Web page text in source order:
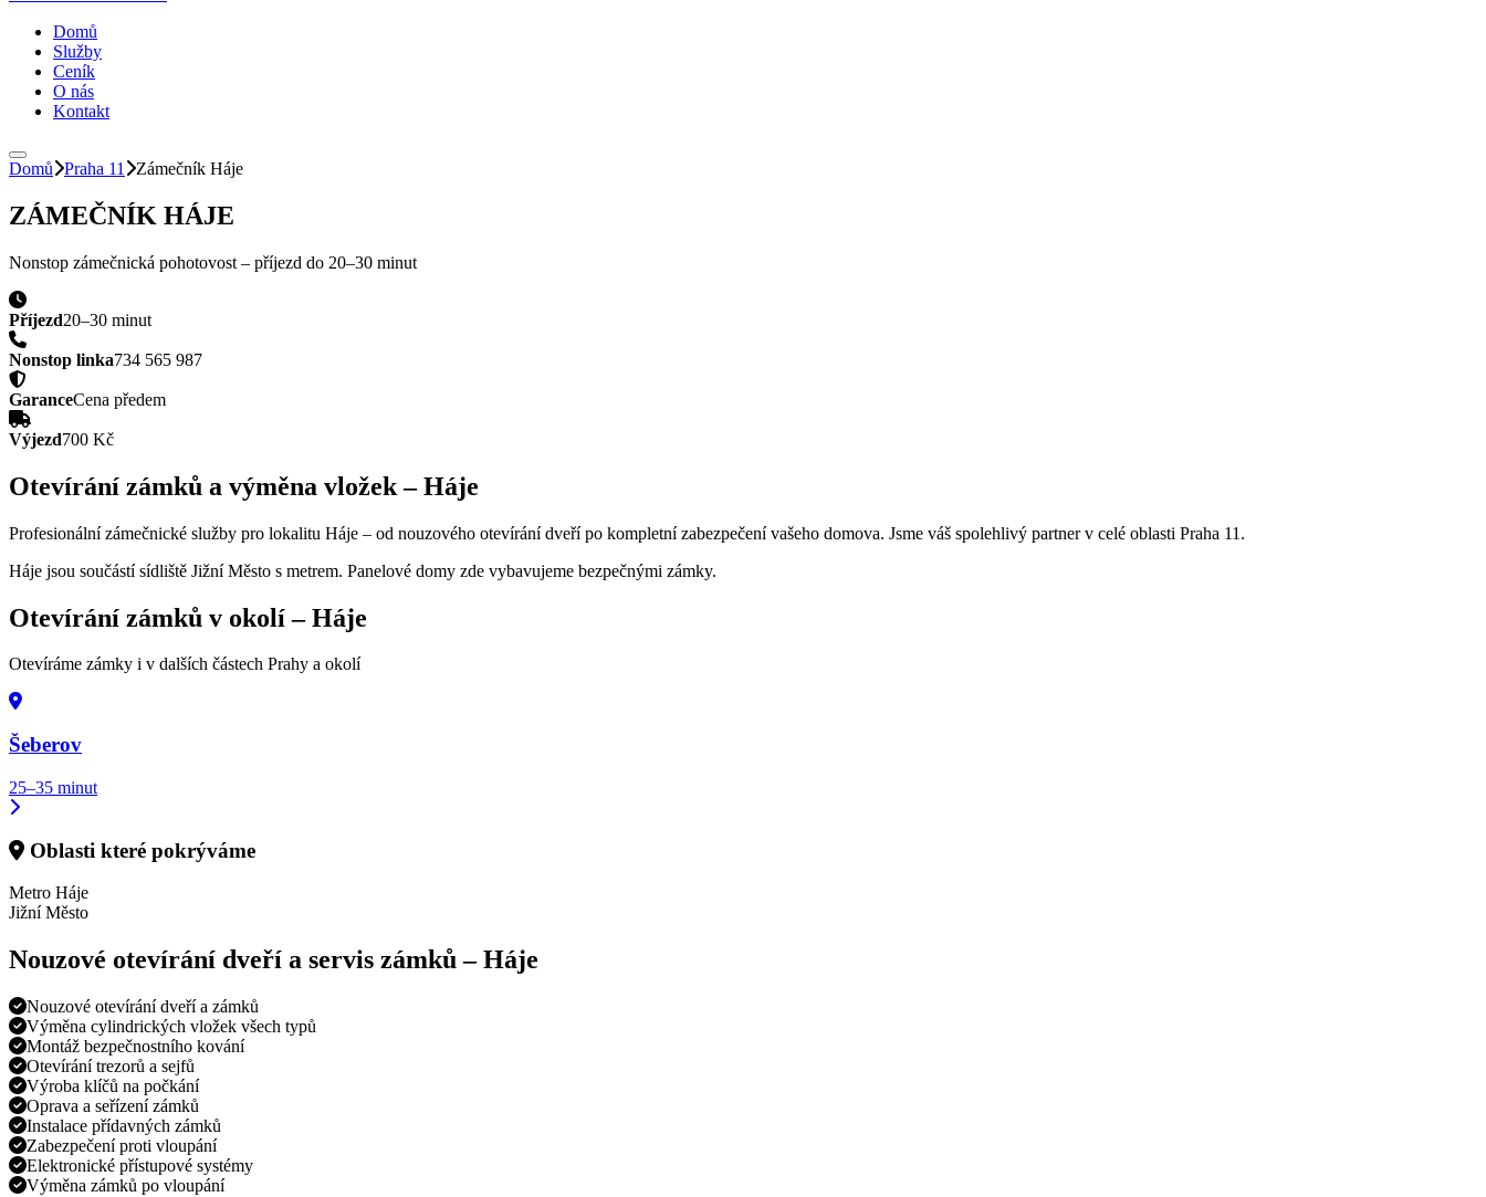
Domů
Služby
Ceník
O nás
Kontakt
Domů Praha 11 Zámečník Háje
ZÁMEČNÍK HÁJE
Nonstop zámečnická pohotovost – příjezd do 20–30 minut
Příjezd20–30 minut
Nonstop linka734 565 987
GaranceCena předem
Výjezd700 Kč
Otevírání zámků a výměna vložek –Háje
Profesionální zámečnické služby pro lokalitu Háje – od nouzového otevírání dveří po kompletní zabezpečení vašeho domova. Jsme váš spolehlivý partner v celé oblasti Praha 11.
Háje jsou součástí sídliště Jižní Město s metrem. Panelové domy zde vybavujeme bezpečnými zámky.
Otevírání zámků v okolí –Háje
Otevíráme zámky i v dalších částech Prahy a okolí
Šeberov
25–35 minut
Oblasti které pokrýváme
Metro Háje
Jižní Město
Nouzové otevírání dveří a servis zámků –Háje
Nouzové otevírání dveří a zámků
Výměna cylindrických vložek všech typů
Montáž bezpečnostního kování
Otevírání trezorů a sejfů
Výroba klíčů na počkání
Oprava a seřízení zámků
Instalace přídavných zámků
Zabezpečení proti vloupání
Elektronické přístupové systémy
Výměna zámků po vloupání